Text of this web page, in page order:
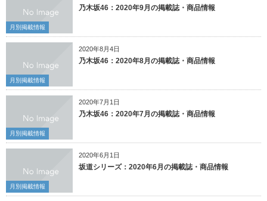
月別掲載情報
乃木坂46：2020年9月の掲載誌・商品情報
2020年8月4日
月別掲載情報
乃木坂46：2020年8月の掲載誌・商品情報
2020年7月1日
月別掲載情報
乃木坂46：2020年7月の掲載誌・商品情報
2020年6月1日
月別掲載情報
坂道シリーズ：2020年6月の掲載誌・商品情報